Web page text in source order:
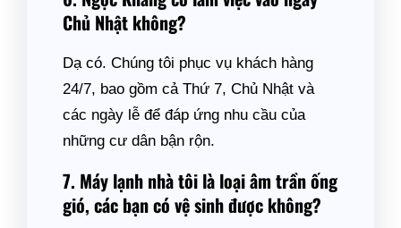
Chủ Nhật không?
Dạ có. Chúng tôi phục vụ khách hàng
24/7, bao gồm cả Thứ 7, Chủ Nhật và
các ngày lễ để đáp ứng nhu cầu của
những cư dân bận rộn.
7. Máy lạnh nhà tôi là loại âm trần ống
gió, các bạn có vệ sinh được không?